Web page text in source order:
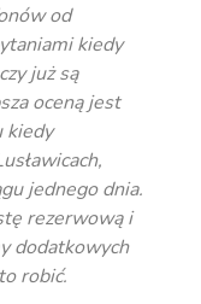
od
kiedy
już są
oceną jest
kiedy
jednego dnia.
rezerwową i
dodatkowych
robić.